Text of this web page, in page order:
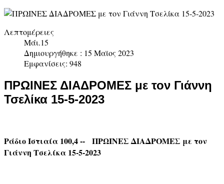
Λεπτομέρειες
Μάι.15
Δημιουργήθηκε : 15 Μαϊος 2023
Εμφανίσεις: 948
ΠΡΩΙΝΕΣ ΔΙΑΔΡΟΜΕΣ με τον Γιάννη
Τσελίκα 15-5-2023
Ράδιο Ιστιαία 100,4 -- ΠΡΩΙΝΕΣ ΔΙΑΔΡΟΜΕΣ με τον
Γιάννη Τσελίκα 15-5-2023